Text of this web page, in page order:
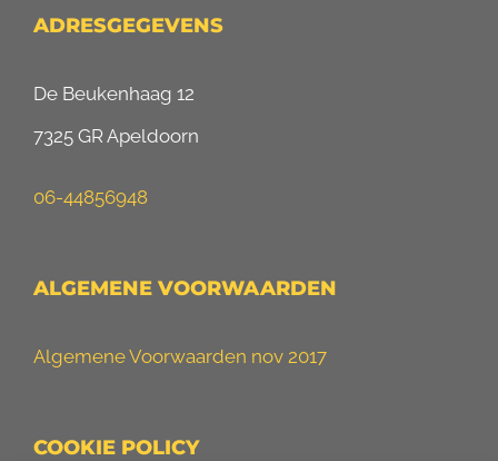
ADRESGEGEVENS
De Beukenhaag 12
7325 GR Apeldoorn
06-44856948
ALGEMENE VOORWAARDEN
Algemene Voorwaarden nov 2017
COOKIE POLICY